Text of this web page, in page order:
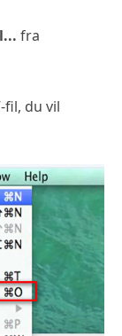
fra
fil, du vil